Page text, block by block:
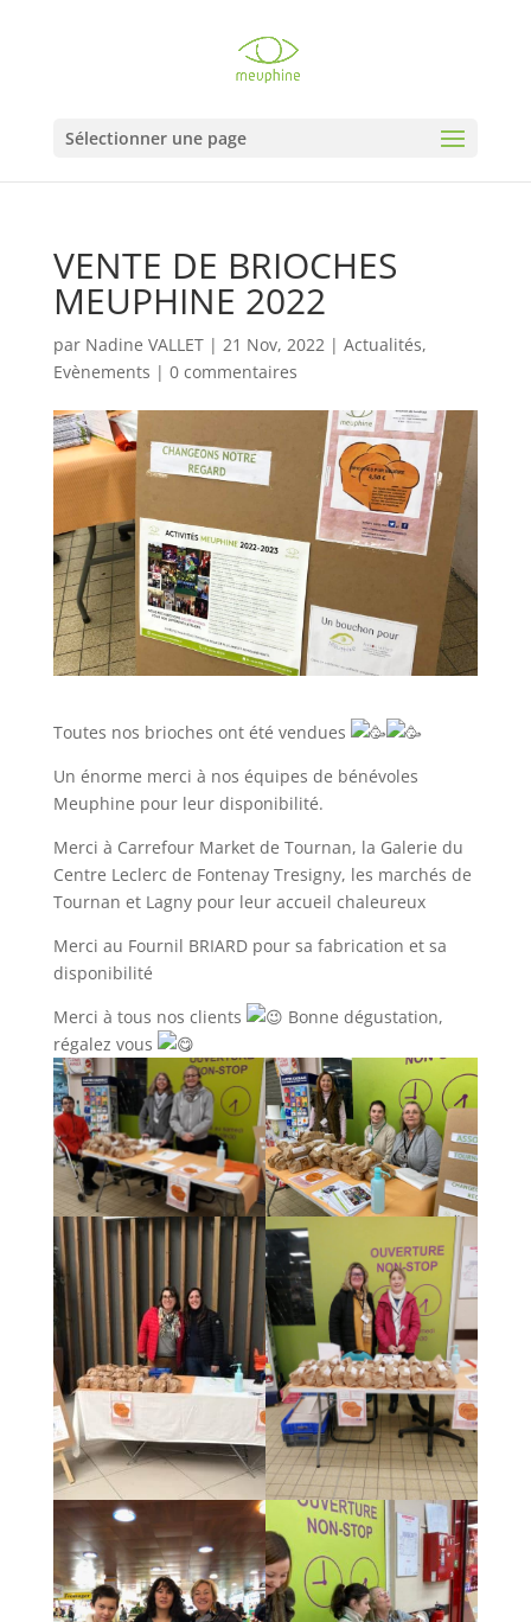
Sélectionner une page
VENTE DE BRIOCHES
MEUPHINE 2022
par Nadine VALLET| 21 Nov, 2022| Actualités,
Evènements | 0 commentaires
Toutes nos brioches ont été vendues
Un énorme merci à nos équipes de bénévoles
Meuphine pour leur disponibilité.
Merci à Carrefour Market de Tournan, la Galerie du
Centre Leclerc de Fontenay Tresigny, les marchés de
Tournan et Lagny pour leur accueil chaleureux
Merci au Fournil BRIARD pour sa fabrication et sa
disponibilité
Merci à tous nos clients
Bonne dégustation,
régalez vous